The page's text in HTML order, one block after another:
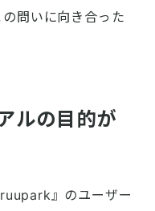
問いに向き合った
ルの目的が
』のユーザー